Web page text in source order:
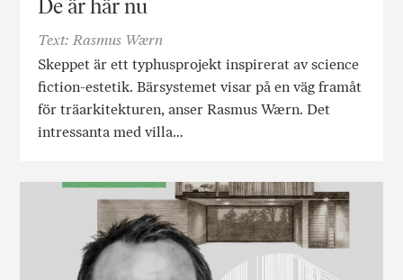
De är här nu
Text: Rasmus Wærn
Skeppet är ett typhusprojekt inspirerat av science
fiction-estetik. Bärsystemet visar på en väg framåt
för träarkitekturen, anser Rasmus Wærn. Det
intressanta med villa…